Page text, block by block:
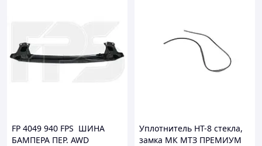
FP 4049 940 FPS ШИНА
БАМПЕРА ПЕР. AWD
Уплотнитель НТ-8 стекла,
замка МК МТЗ ПРЕМИУМ